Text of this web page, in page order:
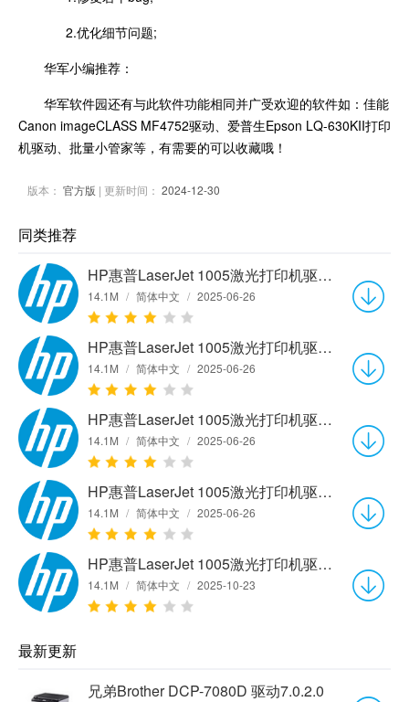
2.优化细节问题;
华军小编推荐：
华军软件园还有与此软件功能相同并广受欢迎的软件如：佳能
Canon imageCLASS MF4752驱动、爱普生Epson LQ-630KII打印
机驱动、批量小管家等，有需要的可以收藏哦！
版本： 官方版 | 更新时间： 2024-12-30
同类推荐
HP惠普LaserJet 1005激光打印机驱动v5.51.2103.0 官方版
14.1M / 简体中文 / 2025-06-26
HP惠普LaserJet 1005激光打印机驱动v5.51.2103.0 官方版
14.1M / 简体中文 / 2025-06-26
HP惠普LaserJet 1005激光打印机驱动v5.51.2103.0 官方版
14.1M / 简体中文 / 2025-06-26
HP惠普LaserJet 1005激光打印机驱动v5.51.2103.0 官方版
14.1M / 简体中文 / 2025-06-26
HP惠普LaserJet 1005激光打印机驱动v5.51.2103.0 官方版
14.1M / 简体中文 / 2025-10-23
最新更新
兄弟Brother DCP-7080D 驱动7.0.2.0